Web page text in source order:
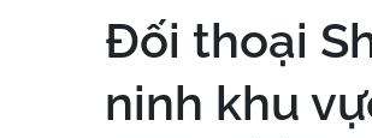
Đối thoại
ninh khu